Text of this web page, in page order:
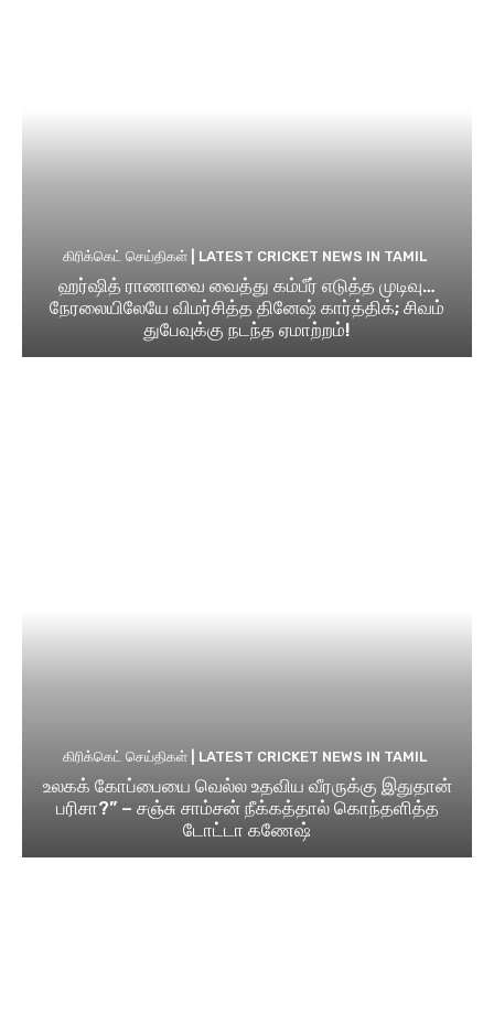
கிரிக்கெட் செய்திகள் | LATEST CRICKET NEWS IN TAMIL
ஹர்ஷித் ராணாவை வைத்து கம்பீர் எடுத்த முடிவு…
நேரலையிலேயே விமர்சித்த தினேஷ் கார்த்திக்; சிவம்
துபேவுக்கு நடந்த ஏமாற்றம்!
கிரிக்கெட் செய்திகள் | LATEST CRICKET NEWS IN TAMIL
உலகக் கோப்பையை வெல்ல உதவிய வீரருக்கு இதுதான்
பரிசா?” – சஞ்சு சாம்சன் நீக்கத்தால் கொந்தளித்த
டோட்டா கணேஷ்